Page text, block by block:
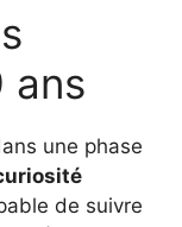
ans
une phase
de suivre